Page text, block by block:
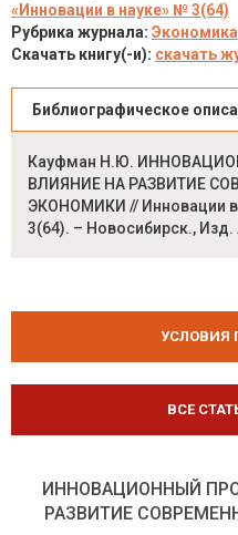
«Инновации в науке» № 3(64)
Рубрика журнала: Экономика
Скачать книгу(-и): скачать
Библиографическое
Кауфман Н.Ю.
ВЛИЯНИЕ НА РАЗВИТИЕ
ЭКОНОМИКИ // Инновации
3(64). – Новосибирск.,
УСЛОВИЯ
ВСЕ
ИННОВАЦИОННЫЙ
РАЗВИТИЕ